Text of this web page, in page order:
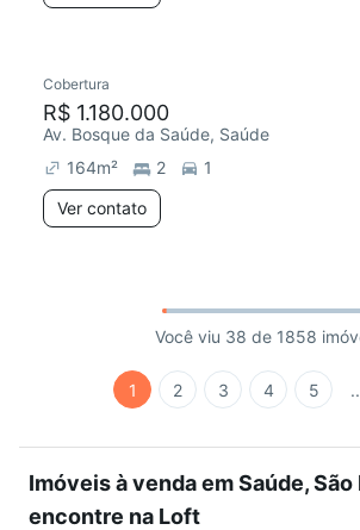
Cobertura
R$ 1.180.000
Av. Bosque da Saúde, Saúde
164m² 2
1
Ver contato
Você viu 38 de 1858
1 2 3 4 5
Imóveis à venda em Saúde, São
encontre na Loft